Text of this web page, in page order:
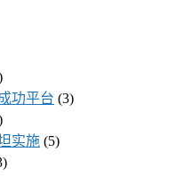
功平台 (3)
实施 (5)